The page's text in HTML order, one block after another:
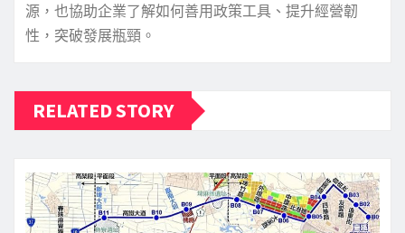
源，也協助企業了解如何善用政策工具、提升經營韌
性，突破發展瓶頸。
RELATED STORY